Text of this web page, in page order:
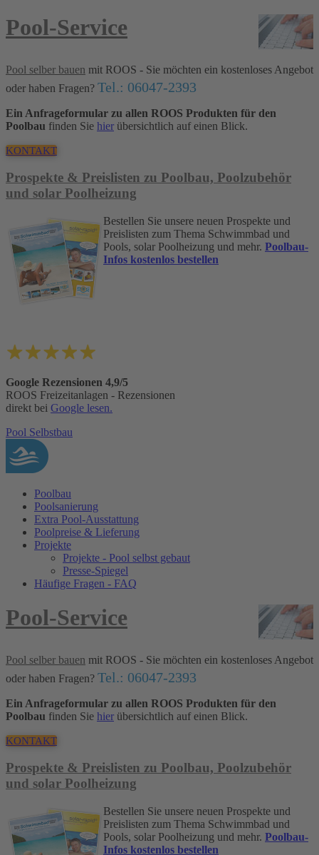
Pool-Service
Pool selber bauen mit ROOS - Sie möchten ein kostenloses Angebot
oder haben Fragen? Tel.: 06047-2393
Ein Anfrageformular zu allen ROOS Produkten für den
Poolbau finden Sie hier übersichtlich auf einen Blick.
KONTAKT
Prospekte & Preislisten zu Poolbau, Poolzubehör
und solar Poolheizung
Bestellen Sie unsere neuen Prospekte und
Preislisten zum Thema Schwimmbad und
Pools, solar Poolheizung und mehr. Poolbau-
Infos kostenlos bestellen
Google Rezensionen 4,9/5
ROOS Freizeitanlagen - Rezensionen
direkt bei Google lesen.
Pool Selbstbau
Poolbau
Poolsanierung
Extra Pool-Ausstattung
Poolpreise & Lieferung
Projekte
Projekte - Pool selbst gebaut
Presse-Spiegel
Häufige Fragen - FAQ
Pool-Service
Pool selber bauen mit ROOS - Sie möchten ein kostenloses Angebot
oder haben Fragen? Tel.: 06047-2393
Ein Anfrageformular zu allen ROOS Produkten für den
Poolbau finden Sie hier übersichtlich auf einen Blick.
KONTAKT
Prospekte & Preislisten zu Poolbau, Poolzubehör
und solar Poolheizung
Bestellen Sie unsere neuen Prospekte und
Preislisten zum Thema Schwimmbad und
Pools, solar Poolheizung und mehr. Poolbau-
Infos kostenlos bestellen